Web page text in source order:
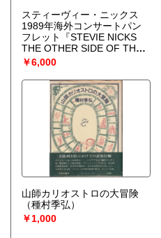
スティーヴィー・ニックス
1989年海外コンサートパン
フレット『STEVIE NICKS
THE OTHER SIDE OF THE
MIRROR』
￥6,000
山師カリオストロの大冒険
（種村季弘）
￥1,000